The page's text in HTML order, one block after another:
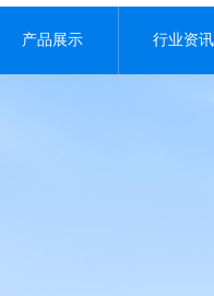
产品展示 行业资讯